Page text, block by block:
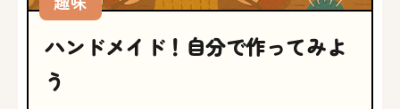
ハンドメイド！自分で作ってみよ
う